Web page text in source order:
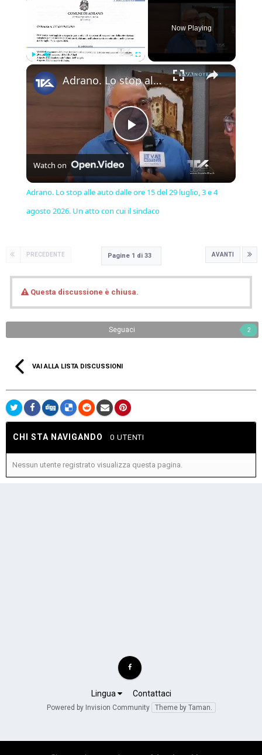
Now Playing
×
Play
Video
Adrano. Lo stop alle auto dalle ore 15 del 29 luglio, 3 e 4 agosto 2026. Un atto con cui il sindaco
Watch on
Adrano. Lo stop alle auto dalle ore 15 del 29 luglio, 3 e 4
agosto 2026. Un atto con cui il sindaco
PRECEDENTE AVANTI
Pagine 1 di 33
Questa discussione è chiusa.
Seguaci 2
VAI ALLA LISTA DISCUSSIONI
CHI STA NAVIGANDO 0 UTENTI
Nessun utente registrato visualizza questa pagina.
Lingua Contattaci
Powered by Invision Community Theme by Taman.